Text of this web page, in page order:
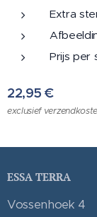
Extra
Prijs per
22,95 €
exclusief
ESSA TERRA
Vossenhoek 4